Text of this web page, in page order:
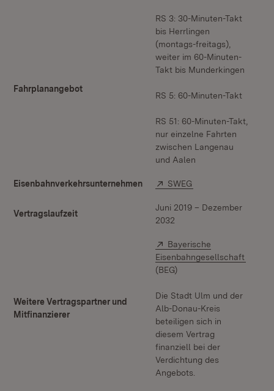
Fahrplanangebot
RS 3: 30-Minuten-Takt
bis Herrlingen
(montags-freitags),
weiter im 60-Minuten-
Takt bis Munderkingen
RS 5: 60-Minuten-Takt
RS 51: 60-Minuten-Takt,
nur einzelne Fahrten
zwischen Langenau
und Aalen
Eisenbahnverkehrsunternehmen Extern:
SWEG
Vertragslaufzeit
Juni 2019 – Dezember
2032
Weitere Vertragspartner und
Mitfinanzierer
Extern:
Bayerische
Eisenbahngesellschaft
(BEG)
Die Stadt Ulm und der
Alb-Donau-Kreis
beteiligen sich in
diesem Vertrag
finanziell bei der
Verdichtung des
Angebots.